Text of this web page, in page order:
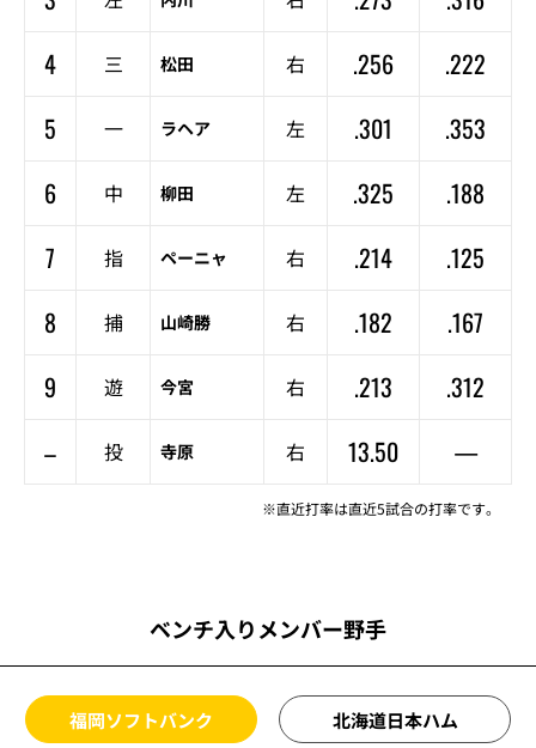
4
三 松田 右 .256
.222
5
一 ラヘア 左 .301
.353
6
中 柳田 左 .325
.188
7
指 ペーニャ 右 .214
.125
8
捕 山崎勝 右 .182
.167
9
遊 今宮 右 .213
.312
–
投 寺原 右 13.50 —
※直近打率は直近5試合の打率です。
ベンチ入りメンバー野手
福岡ソフトバンク 北海道日本ハム